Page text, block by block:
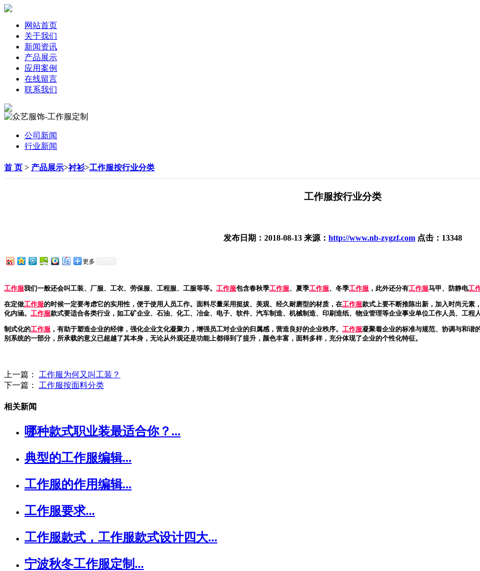
网站首页
关于我们
新闻资讯
产品展示
应用案例
在线留言
联系我们
公司新闻
行业新闻
首 页 > 产品展示>衬衫>工作服按行业分类
工作服按行业分类
发布日期： 2018-08-13 来源： http://www.nb-zygzf.com 点击： 13348
更多
工作服我们一般还会叫工装、厂服、工衣、劳保服、工程服、工服等等。 工作服包含春秋季工作服、夏季工作服、冬季工作服 ，此外还分有工作服马甲、防静电工
在定做工作服的时候一定要考虑它的实用性，便于使用人员工作。面料尽量采用挺拔、美观、经久耐磨型的材质，在工作服款式上要不断推陈出新，加入时尚元素
化内涵。 工作服款式要适合各类行业，如工矿企业、石油、化工、冶金、电子、软件、汽车制造、机械制造、印刷造纸、物业管理等企业事业单位工作人员、工程
制式化的工作服 ，有助于塑造企业的经律，强化企业文化凝聚力，增强员工对企业的归属感，营造良好的企业秩序。 工作服凝聚着企业的标准与规范、协调与和谐
别系统的一部分，所承载的意义已超越了其本身，无论从外观还是功能上都得到了提升，颜色丰富，面料多样，充分体现了企业的个性化特征。
上一篇： 工作服为何又叫工装？
下一篇： 工作服按面料分类
相关新闻
哪种款式职业装最适合你？...
典型的工作服编辑...
工作服的作用编辑...
工作服要求...
工作服款式，工作服款式设计四大...
宁波秋冬工作服定制...